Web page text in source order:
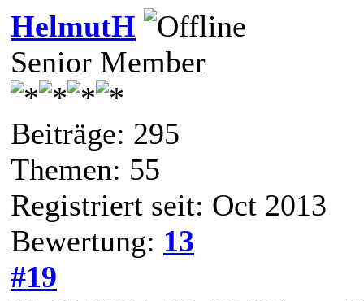
HelmutH
Senior Member
Beiträge: 295
Themen: 55
Registriert seit: Oct 2013
Bewertung: 13
#19